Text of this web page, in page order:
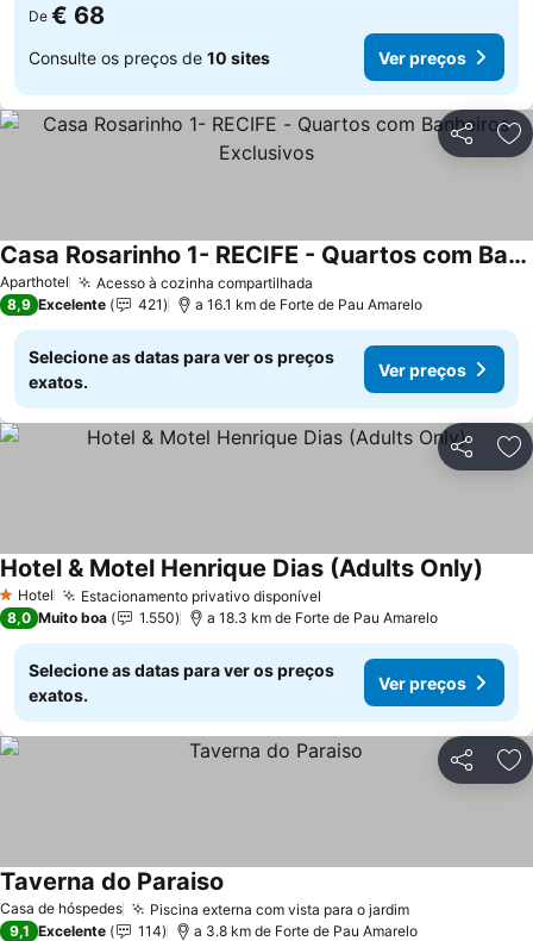
De € 68
Consulte os preços de 10 sites Ver preços
Partilhar
Aparthotel Acesso à cozinha compartilhada
Casa Rosarinho 1- RECIFE - Quartos com Banheiros Exclusivos
Ver preços
8,9 Excelente 421 a 16.1 km de Forte de Pau Amarelo
Selecione as datas para ver os preços
exatos.
Ver preços
Partilhar
1 Estrelas
Hotel Estacionamento privativo disponível
Hotel & Motel Henrique Dias (Adults Only)
8,0 Muito boa 1.550 a 18.3 km de Forte de Pau Amarelo
Selecione as datas para ver os preços
exatos.
Ver preços
Partilhar
Casa de hóspedes Piscina externa com vista para o jardimVer preços
Taverna do Paraiso
9,1 Excelente 114 a 3.8 km de Forte de Pau Amarelo